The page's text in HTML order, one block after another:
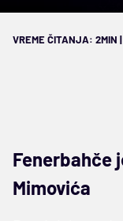
VREME ČITANJA: 2MIN
Fenerbahče
Mimovića